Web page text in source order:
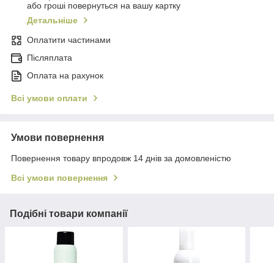
або гроші повернуться на вашу картку
Детальніше
Оплатити частинами
Післяплата
Оплата на рахунок
Всі умови оплати
Умови повернення
Повернення товару впродовж 14 днів за домовленістю
Всі умови повернення
Подібні товари компанії